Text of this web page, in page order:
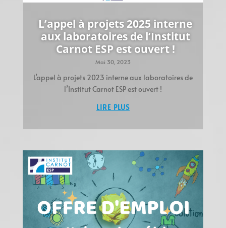
L’appel à projets 2025 interne
aux laboratoires de l’Institut
Carnot ESP est ouvert !
Mai 30, 2023
L’appel à projets 2023 interne aux laboratoires de
l’Institut Carnot ESP est ouvert !
LIRE PLUS